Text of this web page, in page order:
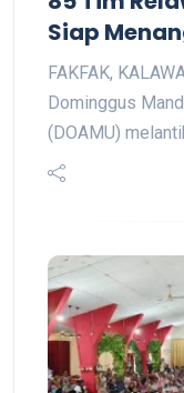
Siap
FAKFAK,
Dominggus
(DOAMU)